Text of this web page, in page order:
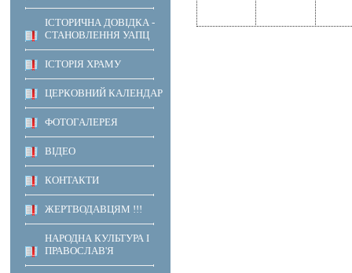
ІСТОРИЧНА ДОВІДКА -
СТАНОВЛЕННЯ УАПЦ
ІСТОРІЯ ХРАМУ
ЦЕРКОВНИЙ КАЛЕНДАР
ФОТОГАЛЕРЕЯ
ВІДЕО
КОНТАКТИ
ЖЕРТВОДАВЦЯМ !!!
НАРОДНА КУЛЬТУРА І
ПРАВОСЛАВ'Я